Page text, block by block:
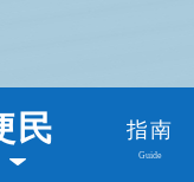
民 指南
Guide